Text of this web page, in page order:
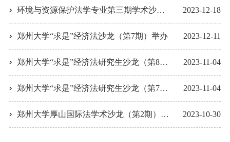
环境与资源保护法学专业第三期学术沙龙举办 2023-12-18
郑州大学“求是”经济法沙龙（第7期）举办 2023-12-11
郑州大学“求是”经济法研究生沙龙（第8期）举行 2023-11-04
郑州大学“求是”经济法研究生沙龙（第7期）举行 2023-11-04
郑州大学厚山国际法学术沙龙（第2期）举办 2023-10-30